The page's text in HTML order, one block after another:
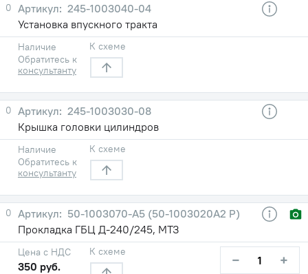
0
245-1003040-04
Установка впускного тракта
Наличие
Обратитесь к
консультанту
К схеме
0
245-1003030-08
Крышка головки цилиндров
Наличие
Обратитесь к
консультанту
К схеме
0
50-1003070-А5 (50-1003020А2 Р)
Прокладка ГБЦ Д-240/245, МТЗ
Цена с НДС
350 руб.
К схеме − +